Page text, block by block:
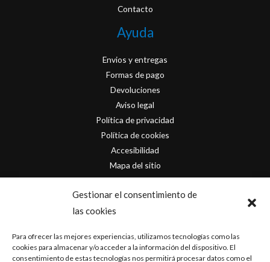
Gestionar el consentimiento de
las cookies
Para ofrecer las mejores experiencias, utilizamos tecnologías como las
cookies para almacenar y/o acceder a la información del dispositivo. El
consentimiento de estas tecnologías nos permitirá procesar datos como el
Contacto
Ayuda
Envios y entregas
Formas de pago
Devoluciones
Aviso legal
Política de privacidad
Política de cookies
Accesibilidad
Mapa del sitio
Contacto
info@originofcomics.com
Facebook